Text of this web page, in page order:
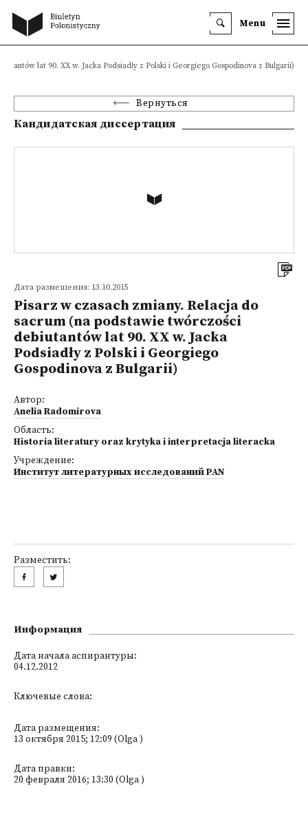
Menu
lat 90. XX w. Jacka Podsiadły z Polski i Georgiego Gospodinova z Bulgarii)
Вернуться
Кандидатская диссертация
Дата размещения: 13.10.2015
Pisarz w czasach zmiany. Relacja do
sacrum (na podstawie twórczości
debiutantów lat 90. XX w. Jacka
Podsiadły z Polski i Georgiego
Gospodinova z Bulgarii)
Автор:
Anelia Radomirova
Область:
Historia literatury oraz krytyka i interpretacja literacka
Учреждение:
Институт литературных исследований PAN
Разместить:
Информация
Дата начала аспирантуры:
04.12.2012
Ключевые слова:
Дата размещения:
13 октября 2015; 12:09 (Olga )
Дата правки:
20 февраля 2016; 13:30 (Olga )